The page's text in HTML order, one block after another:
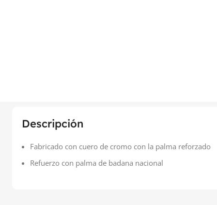
Descripción
Fabricado con cuero de cromo con la palma reforzado
Refuerzo con palma de badana nacional